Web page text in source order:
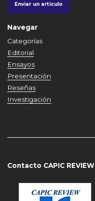
Enviar un artículo
Navegar
Categorías
Editorial
Ensayos
Presentación
Reseñas
Investigación
Contacto CAPIC REVIEW